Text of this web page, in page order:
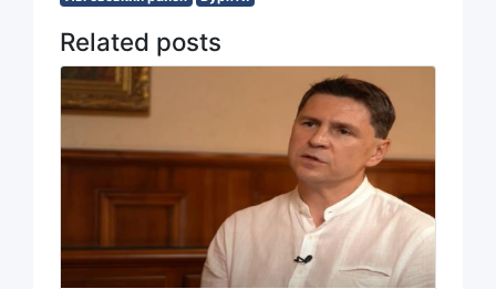
Related posts